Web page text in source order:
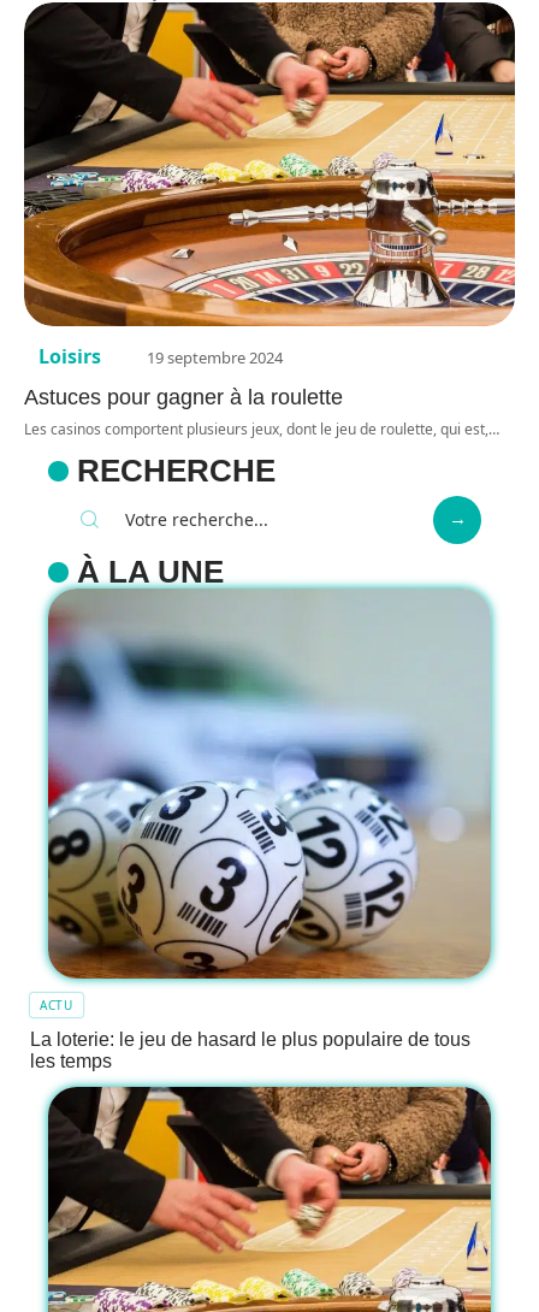
Loisirs 19 septembre 2024
Astuces pour gagner à la roulette
Les casinos comportent plusieurs jeux, dont le jeu de roulette, qui est,…
RECHERCHE
À LA UNE
ACTU
La loterie: le jeu de hasard le plus populaire de tous
les temps